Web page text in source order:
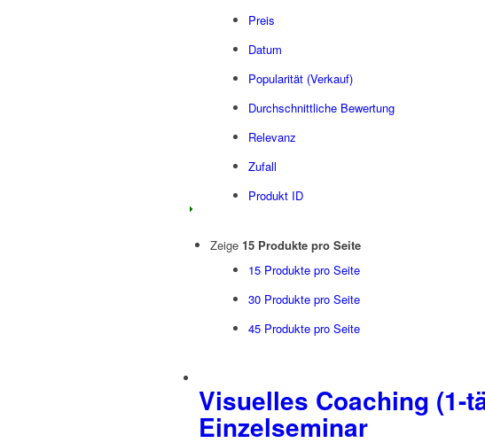
Preis
Datum
Popularität (Verkauf)
Durchschnittliche Bewertung
Relevanz
Zufall
Produkt ID
Zeige 15 Produkte pro Seite
15 Produkte pro Seite
30 Produkte pro Seite
45 Produkte pro Seite
Visuelles Coaching (1-
Einzelseminar